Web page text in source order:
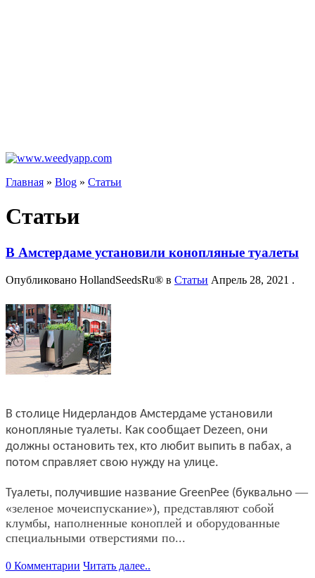
Главная » Blog » Статьи
Статьи
В Амстердаме установили конопляные туалеты
Опубликовано HollandSeedsRu® в Статьи Апрель 28, 2021 .
В столице Нидерландов Амстердаме установили
конопляные туалеты. Как сообщает Dezeen, они
должны остановить тех, кто любит выпить в пабах, а
потом справляет свою нужду на улице.
Туалеты, получившие название GreenPee (буквально —
«зеленое мочеиспускание»), представляют собой
клумбы, наполненные коноплей и оборудованные
специальными отверстиями по...
0 Комментарии Читать далее..